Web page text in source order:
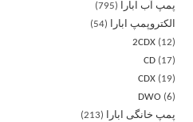
پمپ آب ابارا
795
الکتروپمپ ابارا
54
2CDX
12
CD
17
CDX
19
DWO
6
پمپ خانگی ابارا
213